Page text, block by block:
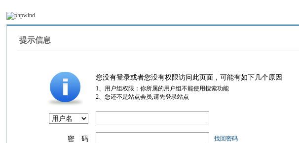
提示信息
您没有登录或者您没有权限访问此页面，可能有如下几个原因
1、用户组权限：你所属的用户组不能使用搜索功能
2、您还不是站点会员,请先登录站点
密 码 找回密码